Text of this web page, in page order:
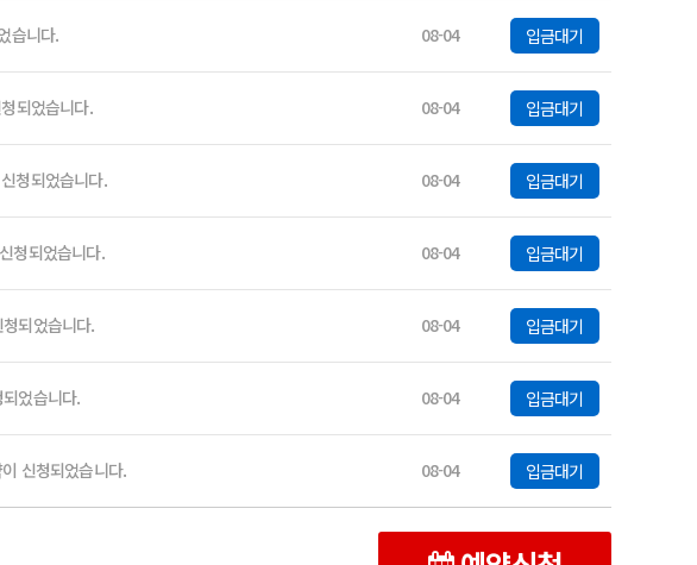
습니다. 08-04 입금대기
되었습니다. 08-04 입금대기
청되었습니다. 08-04 입금대기
청되었습니다. 08-04 입금대기
되었습니다. 08-04 입금대기
었습니다. 08-04 입금대기
신청되었습니다. 08-04 입금대기